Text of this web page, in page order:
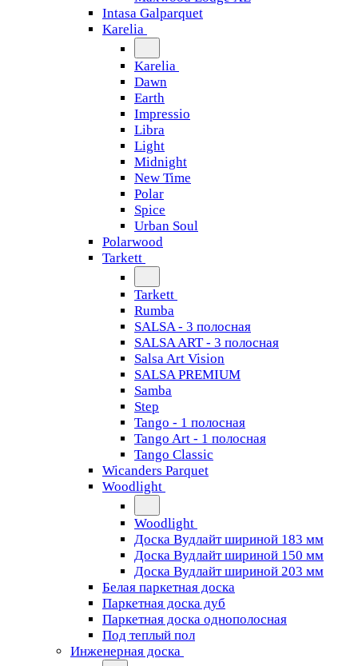
Intasa Galparquet
Karelia
Karelia
Dawn
Earth
Impressio
Libra
Light
Midnight
New Time
Polar
Spice
Urban Soul
Polarwood
Tarkett
Tarkett
Rumba
SALSA - 3 полосная
SALSA ART - 3 полосная
Salsa Art Vision
SALSA PREMIUM
Samba
Step
Tango - 1 полосная
Tango Art - 1 полосная
Tango Classiс
Wicanders Parquet
Woodlight
Woodlight
Доска Вудлайт шириной 183 мм
Доска Вудлайт шириной 150 мм
Доска Вудлайт шириной 203 мм
Белая паркетная доска
Паркетная доска дуб
Паркетная доска однополосная
Под теплый пол
Инженерная доска